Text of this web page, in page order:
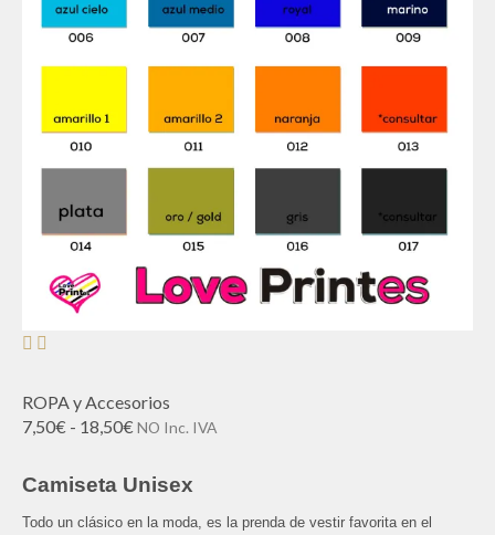
ROPA y Accesorios
7,50€ - 18,50€Rango
precios:
desde
7,50€
NO Inc. IVA
Camiseta Unisex
Todo un clásico en la moda, es la prenda de vestir favorita en el